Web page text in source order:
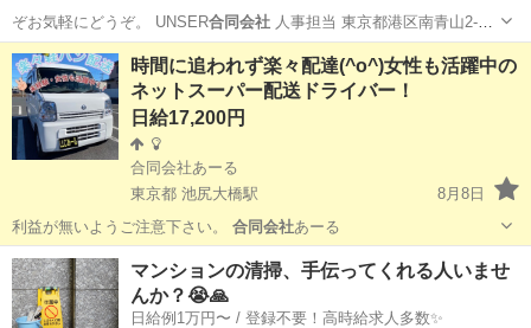
ぞお気軽にどうぞ。 UNSER合同会社人事担当 東京都港区南青山2-
2…埼玉 戸田市 ポスティング 出来高制
時間に追われず楽々配達(^o^)女性も活躍中の
ネットスーパー配送ドライバー！
日給17,200円
合同会社あーる
東京都 池尻大橋駅
8月8日
利益が無いようご注意下さい。 合同会社あーる
東京 目黒区 配送 ネットスーパー
マンションの清掃、手伝ってくれる人いませ
んか？😭🙏
日給例1万円〜 / 登録不要！高時給求人多数✨